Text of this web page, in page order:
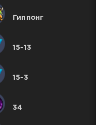
Гиппонг
15-13
15-3
34